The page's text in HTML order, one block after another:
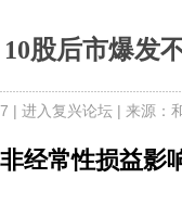
股后市爆发
| 进入复兴论坛| 来源：
经常性损益影